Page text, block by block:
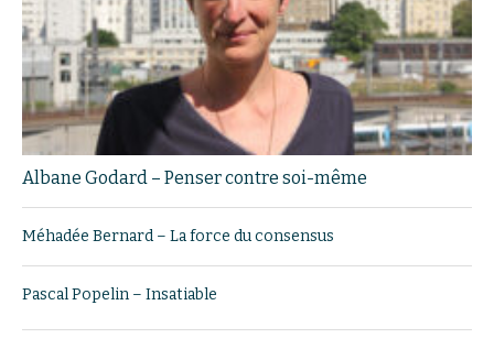
Albane Godard – Penser contre soi-même
Méhadée Bernard – La force du consensus
Pascal Popelin – Insatiable